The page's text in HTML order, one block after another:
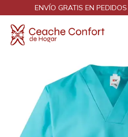
ENVÍO GRATIS EN